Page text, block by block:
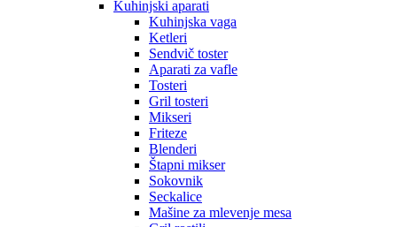
Kuhinjski aparati
Kuhinjska vaga
Ketleri
Sendvič toster
Aparati za vafle
Tosteri
Gril tosteri
Mikseri
Friteze
Blenderi
Štapni mikser
Sokovnik
Seckalice
Mašine za mlevenje mesa